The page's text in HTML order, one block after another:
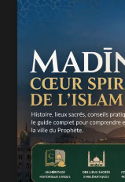
l’hôtel
de
pleine
nature
entre
et
océan